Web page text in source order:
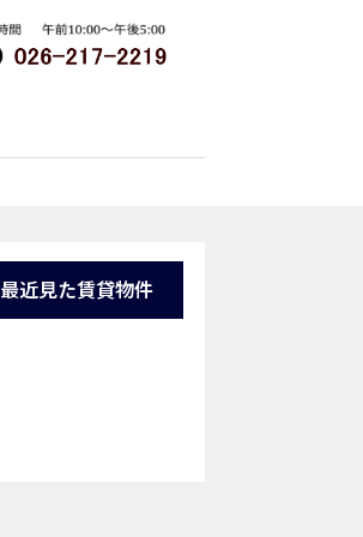
最近見た賃貸物件